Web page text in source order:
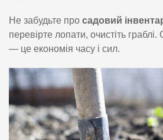
Не забудьте про садовий
перевірте лопати, очистіть
— це економія часу і сил.